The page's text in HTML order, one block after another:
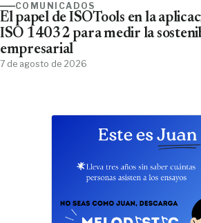
COMUNICADOS
El papel de ISOTools en la
ISO 14032 para medir la
empresarial
7 de agosto de 2026